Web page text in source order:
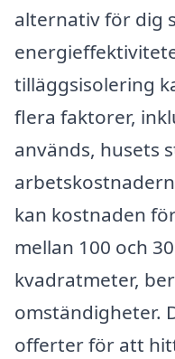
alternativ för dig
tilläggsisolering
flera faktorer,
används, husets
kan kostnaden
mellan 100 och
kvadratmeter,
omständigheter.
offerter för att